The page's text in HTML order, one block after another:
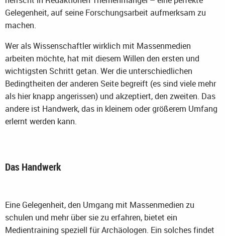
Gelegenheit, auf seine Forschungsarbeit aufmerksam zu
machen.
Wer als Wissenschaftler wirklich mit Massenmedien
arbeiten möchte, hat mit diesem Willen den ersten und
wichtigsten Schritt getan. Wer die unterschiedlichen
Bedingtheiten der anderen Seite begreift (es sind viele mehr
als hier knapp angerissen) und akzeptiert, den zweiten. Das
andere ist Handwerk, das in kleinem oder größerem Umfang
erlernt werden kann.
Das Handwerk
Eine Gelegenheit, den Umgang mit Massenmedien zu
schulen und mehr über sie zu erfahren, bietet ein
Medientraining speziell für Archäologen. Ein solches findet